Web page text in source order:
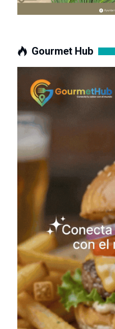
Gourmet Hub